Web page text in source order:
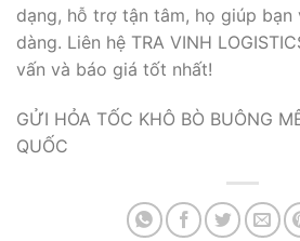
dạng, hỗ trợ tận tâm, họ giúp bạn
dàng. Liên hệ TRA VINH
vấn và báo giá tốt nhất!
GỬI HỎA TỐC KHÔ BÒ BUÔNG
QUỐC